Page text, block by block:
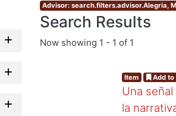
Advisor: search.filters.advisor.Alegria,
Search Results
Now showing 1 - 1 of 1
Item Add to
Una
la